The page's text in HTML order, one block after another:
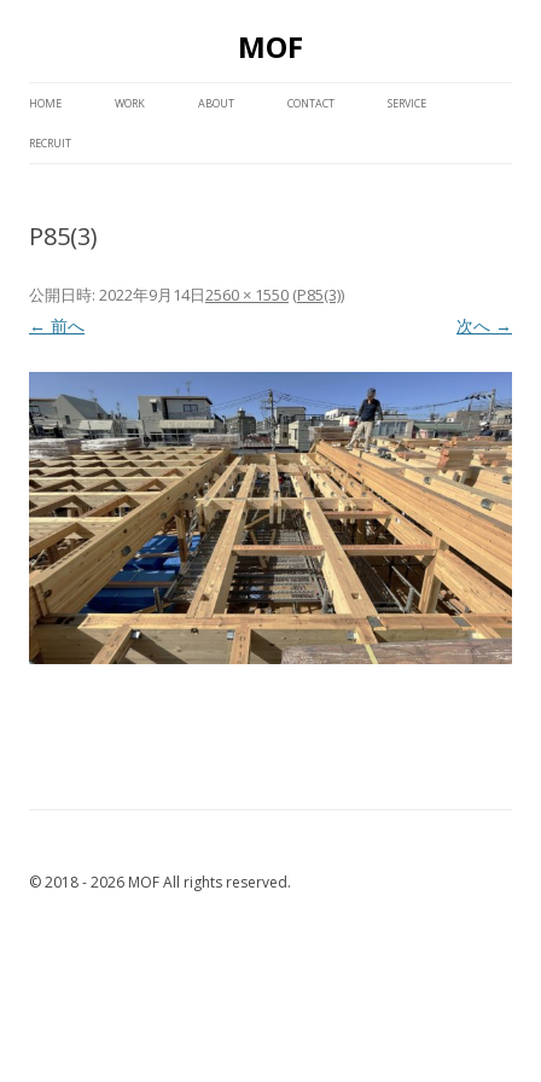
MOF
ン
ン
ッ
プ
HOME WORK ABOUT CONTACT SERVICE
RECRUIT
P85(3)
公開日時: 2022年9月14日2560 × 1550 (P85(3))
← 前へ 次へ →
© 2018 - 2026 MOF All rights reserved.